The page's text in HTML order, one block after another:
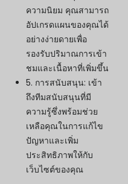
ความนิยม คุณสามารถ
อัปเกรดแผนของคุณได้
อย่างง่ายดายเพื่อ
รองรับปริมาณการเข้า
ชมและเนื้อหาที่เพิ่มขึ้น
5. การสนับสนุน: เข้า
ถึงทีมสนับสนุนที่มี
ความรู้ซึ่งพร้อมช่วย
เหลือคุณในการแก้ไข
ปัญหาและเพิ่ม
ประสิทธิภาพให้กับ
เว็บไซต์ของคุณ